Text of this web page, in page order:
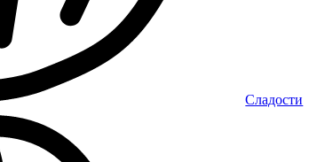
Сладости